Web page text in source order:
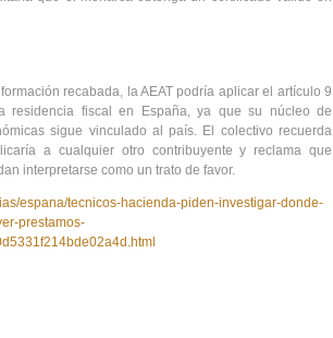
recabada, la AEAT podría aplicar el artículo 9
residencia fiscal en España, ya que su núcleo de
sigue vinculado al país. El colectivo recuerda
a cualquier otro contribuyente y reclama que
interpretarse como un trato de favor.
espana/tecnicos-hacienda-piden-investigar-donde-
prestamos-